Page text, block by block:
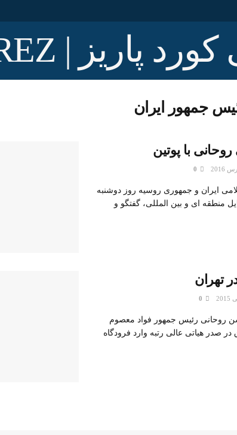
جمهور ايران
با پوتین
ایران و جمهوری روسیه روز دوشنبه
منطقه ای و بین المللی، گفتگو و
تهران
روحانی رئیس جمهور فواد معصوم
صدر هیاتی عالی رتبه وارد فرودگاه